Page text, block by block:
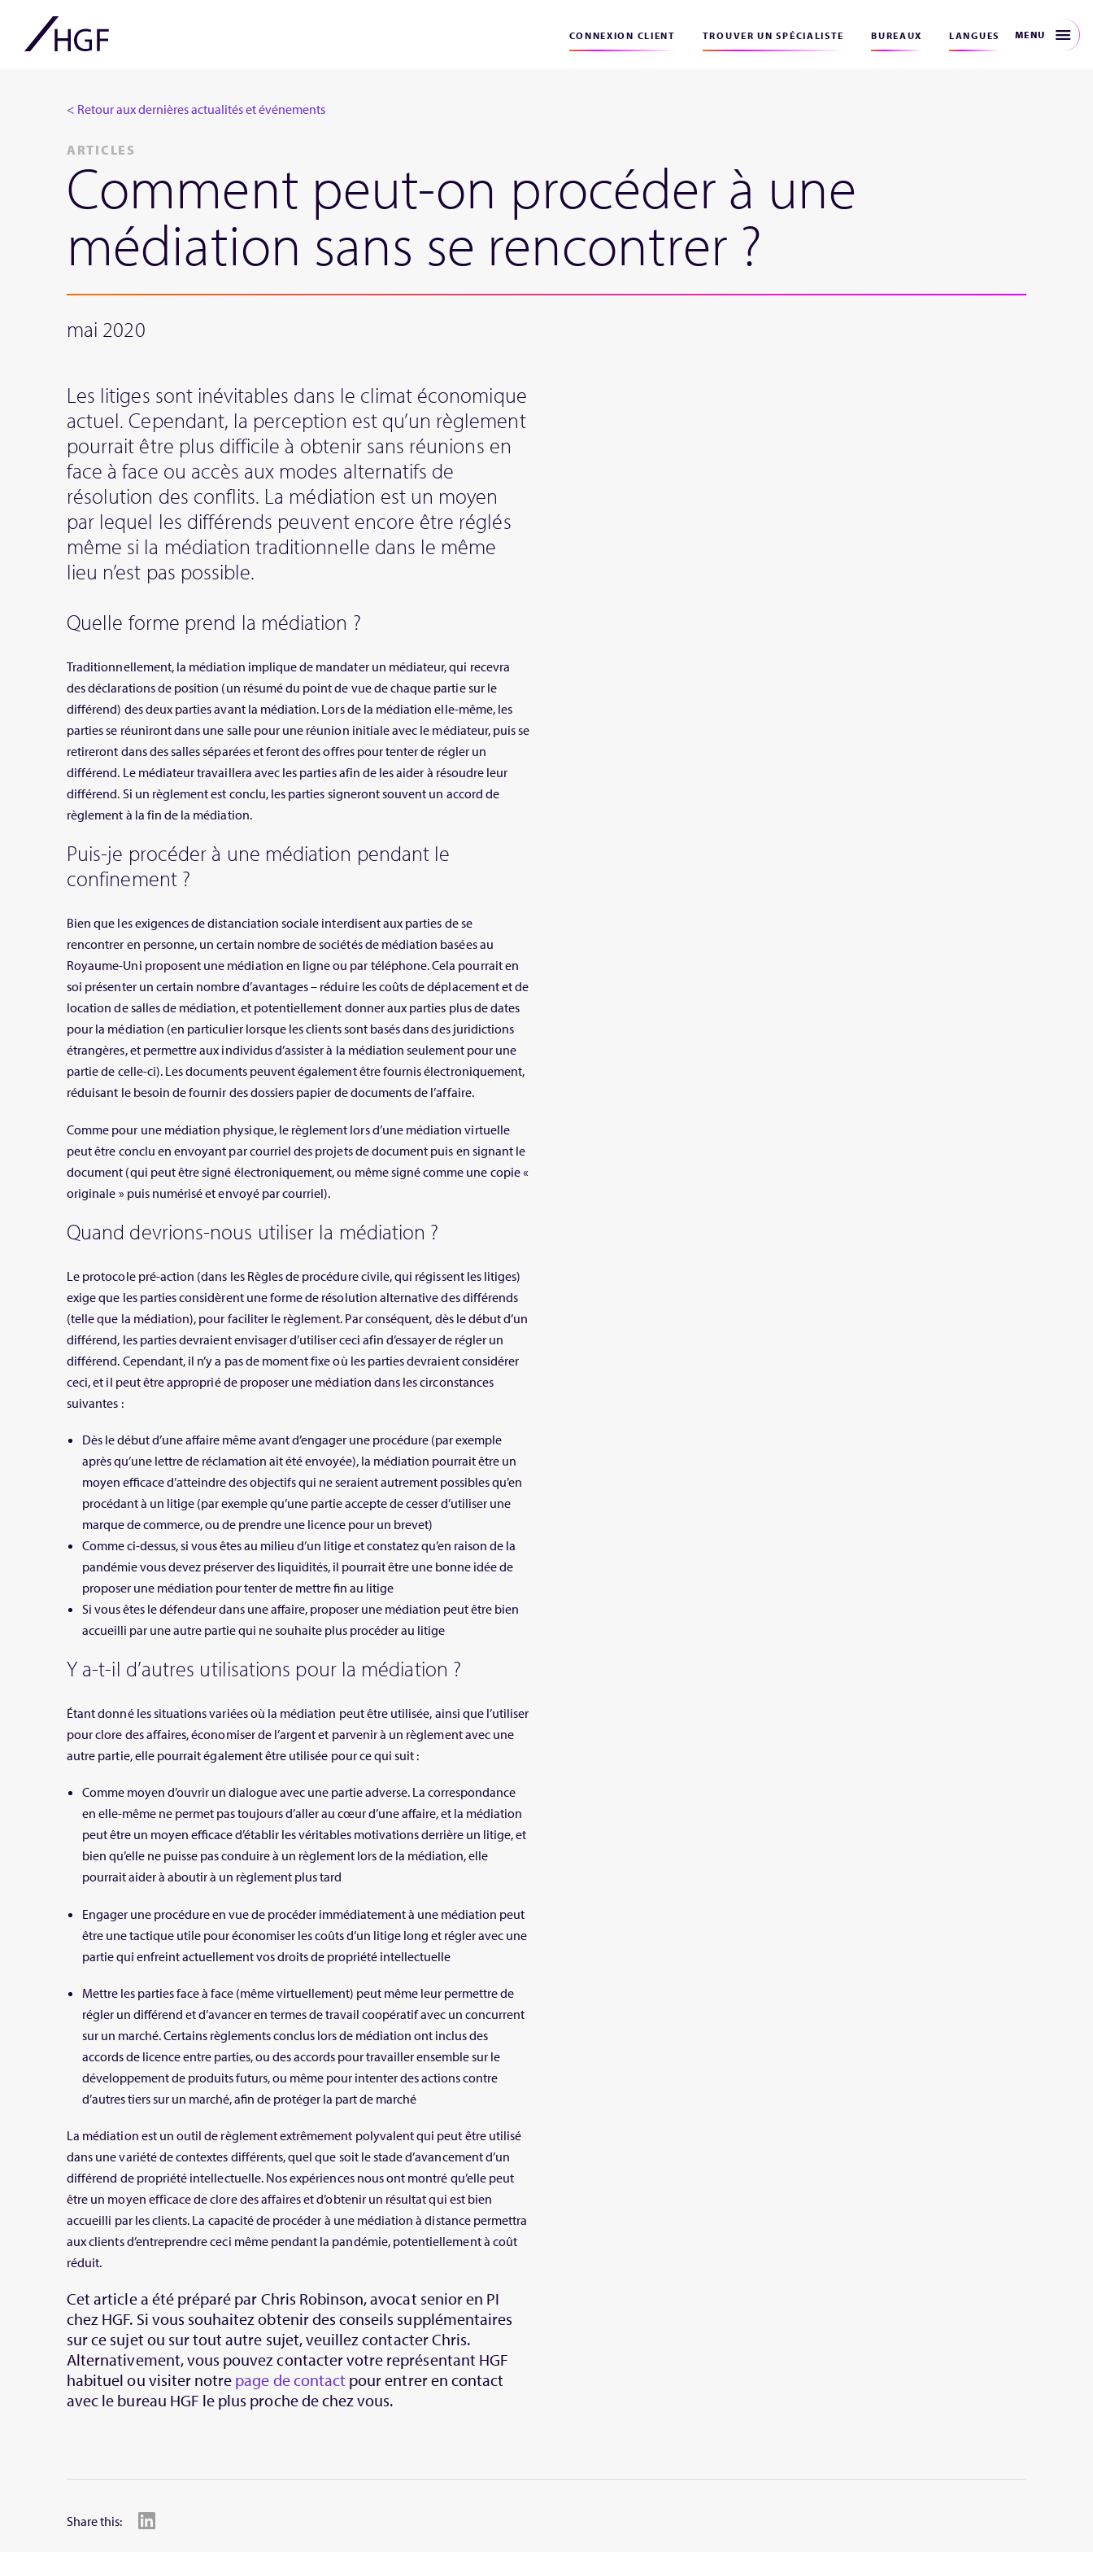
CONNEXION CLIENT TROUVER UN SPÉCIALISTE BUREAUX LANGUES MENU
< Retour aux dernières actualités et événements
ARTICLES
Comment peut-on procéder à une
médiation sans se rencontrer ?
mai 2020
Les litiges sont inévitables dans le climat économique
actuel. Cependant, la perception est qu’un règlement
pourrait être plus difficile à obtenir sans réunions en
face à face ou accès aux modes alternatifs de
résolution des conflits. La médiation est un moyen
par lequel les différends peuvent encore être réglés
même si la médiation traditionnelle dans le même
lieu n’est pas possible.
Quelle forme prend la médiation ?
Traditionnellement, la médiation implique de mandater un médiateur, qui recevra
des déclarations de position (un résumé du point de vue de chaque partie sur le
différend) des deux parties avant la médiation. Lors de la médiation elle-même, les
parties se réuniront dans une salle pour une réunion initiale avec le médiateur, puis se
retireront dans des salles séparées et feront des offres pour tenter de régler un
différend. Le médiateur travaillera avec les parties afin de les aider à résoudre leur
différend. Si un règlement est conclu, les parties signeront souvent un accord de
règlement à la fin de la médiation.
Puis-je procéder à une médiation pendant le
confinement ?
Bien que les exigences de distanciation sociale interdisent aux parties de se
rencontrer en personne, un certain nombre de sociétés de médiation basées au
Royaume-Uni proposent une médiation en ligne ou par téléphone. Cela pourrait en
soi présenter un certain nombre d’avantages – réduire les coûts de déplacement et de
location de salles de médiation, et potentiellement donner aux parties plus de dates
pour la médiation (en particulier lorsque les clients sont basés dans des juridictions
étrangères, et permettre aux individus d’assister à la médiation seulement pour une
partie de celle-ci). Les documents peuvent également être fournis électroniquement,
réduisant le besoin de fournir des dossiers papier de documents de l’affaire.
Comme pour une médiation physique, le règlement lors d’une médiation virtuelle
peut être conclu en envoyant par courriel des projets de document puis en signant le
document (qui peut être signé électroniquement, ou même signé comme une copie «
originale » puis numérisé et envoyé par courriel).
Quand devrions-nous utiliser la médiation ?
Le protocole pré-action (dans les Règles de procédure civile, qui régissent les litiges)
exige que les parties considèrent une forme de résolution alternative des différends
(telle que la médiation), pour faciliter le règlement. Par conséquent, dès le début d’un
différend, les parties devraient envisager d’utiliser ceci afin d’essayer de régler un
différend. Cependant, il n’y a pas de moment fixe où les parties devraient considérer
ceci, et il peut être approprié de proposer une médiation dans les circonstances
suivantes :
Dès le début d’une affaire même avant d’engager une procédure (par exemple
après qu’une lettre de réclamation ait été envoyée), la médiation pourrait être un
moyen efficace d’atteindre des objectifs qui ne seraient autrement possibles qu’en
procédant à un litige (par exemple qu’une partie accepte de cesser d’utiliser une
marque de commerce, ou de prendre une licence pour un brevet)
Comme ci-dessus, si vous êtes au milieu d’un litige et constatez qu’en raison de la
pandémie vous devez préserver des liquidités, il pourrait être une bonne idée de
proposer une médiation pour tenter de mettre fin au litige
Si vous êtes le défendeur dans une affaire, proposer une médiation peut être bien
accueilli par une autre partie qui ne souhaite plus procéder au litige
Y a-t-il d’autres utilisations pour la médiation ?
Étant donné les situations variées où la médiation peut être utilisée, ainsi que l’utiliser
pour clore des affaires, économiser de l’argent et parvenir à un règlement avec une
autre partie, elle pourrait également être utilisée pour ce qui suit :
Comme moyen d’ouvrir un dialogue avec une partie adverse. La correspondance
en elle-même ne permet pas toujours d’aller au cœur d’une affaire, et la médiation
peut être un moyen efficace d’établir les véritables motivations derrière un litige, et
bien qu’elle ne puisse pas conduire à un règlement lors de la médiation, elle
pourrait aider à aboutir à un règlement plus tard
Engager une procédure en vue de procéder immédiatement à une médiation peut
être une tactique utile pour économiser les coûts d’un litige long et régler avec une
partie qui enfreint actuellement vos droits de propriété intellectuelle
Mettre les parties face à face (même virtuellement) peut même leur permettre de
régler un différend et d’avancer en termes de travail coopératif avec un concurrent
sur un marché. Certains règlements conclus lors de médiation ont inclus des
accords de licence entre parties, ou des accords pour travailler ensemble sur le
développement de produits futurs, ou même pour intenter des actions contre
d’autres tiers sur un marché, afin de protéger la part de marché
La médiation est un outil de règlement extrêmement polyvalent qui peut être utilisé
dans une variété de contextes différents, quel que soit le stade d’avancement d’un
différend de propriété intellectuelle. Nos expériences nous ont montré qu’elle peut
être un moyen efficace de clore des affaires et d’obtenir un résultat qui est bien
accueilli par les clients. La capacité de procéder à une médiation à distance permettra
aux clients d’entreprendre ceci même pendant la pandémie, potentiellement à coût
réduit.
Cet article a été préparé par Chris Robinson, avocat senior en PI
chez HGF. Si vous souhaitez obtenir des conseils supplémentaires
sur ce sujet ou sur tout autre sujet, veuillez contacter Chris.
Alternativement, vous pouvez contacter votre représentant HGF
habituel ou visiter notre page de contact pour entrer en contact
avec le bureau HGF le plus proche de chez vous.
Share this: